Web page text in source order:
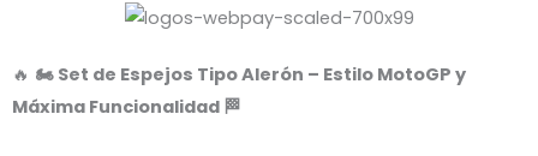
🔥 🏍️ Set de Espejos Tipo Alerón – Estilo MotoGP y
Máxima Funcionalidad 🏁